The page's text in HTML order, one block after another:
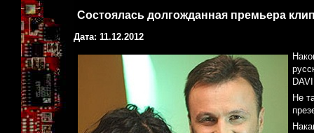
Состоялась долгожданная премьера
Дата: 11.12.2012
Не